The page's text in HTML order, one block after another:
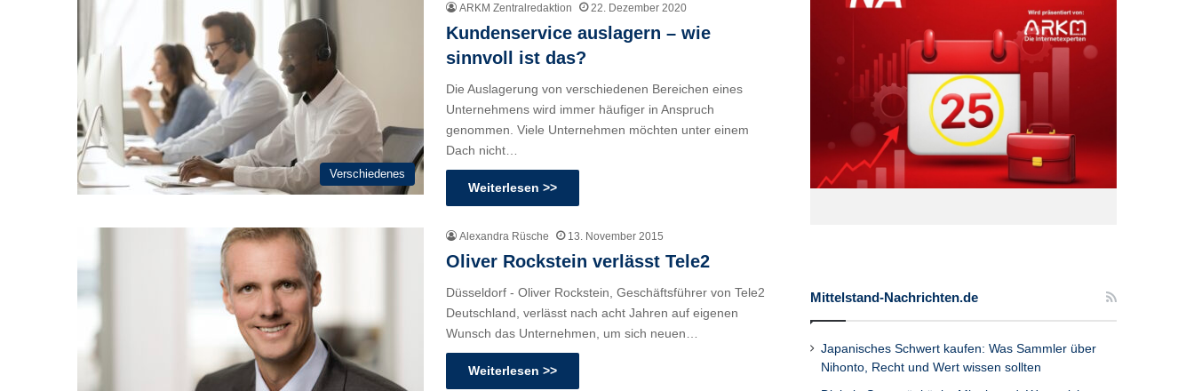
Verschiedenes
ARKM Zentralredaktion 22. Dezember 2020
Kundenservice auslagern – wie
sinnvoll ist das?
Die Auslagerung von verschiedenen Bereichen eines
Unternehmens wird immer häufiger in Anspruch
genommen. Viele Unternehmen möchten unter einem
Dach nicht…
Weiterlesen >>
Alexandra Rüsche 13. November 2015
Oliver Rockstein verlässt Tele2
Düsseldorf - Oliver Rockstein, Geschäftsführer von Tele2
Deutschland, verlässt nach acht Jahren auf eigenen
Wunsch das Unternehmen, um sich neuen…
Weiterlesen >>
Mittelstand-Nachrichten.de
Japanisches Schwert kaufen: Was Sammler über
Nihonto, Recht und Wert wissen sollten